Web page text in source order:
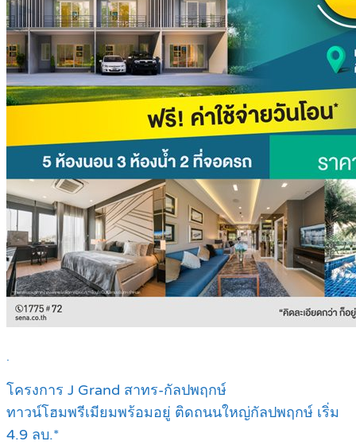
.
โครงการ J Grand สาทร-กัลปพฤกษ์
ทาวน์โฮมพรีเมียมพร้อมอยู่ ติดถนนใหญ่กัลปพฤกษ์ เริ่ม
4.9 ลบ.*